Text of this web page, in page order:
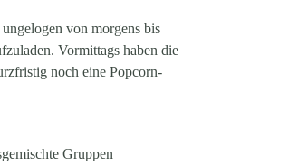
von morgens bis
Vormittags haben die
noch eine Popcorn-
Gruppen